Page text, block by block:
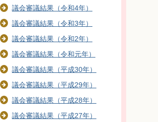
議会審議結果（令和4年）
議会審議結果（令和3年）
議会審議結果（令和2年）
議会審議結果（令和元年）
議会審議結果（平成30年）
議会審議結果（平成29年）
議会審議結果（平成28年）
議会審議結果（平成27年）